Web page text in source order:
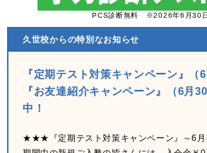
PCS診断無料 ※2026年6月30
久世校からの特別なお知らせ
『定期テスト対策キャンペーン』（
『お友達紹介キャンペーン』（6月
中！
★★★『定期テスト対策キャンペーン』～6